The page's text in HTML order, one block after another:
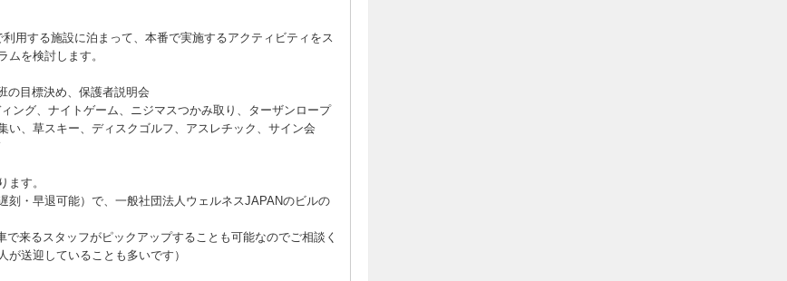
用する施設に泊まって、本番で実施するアクティビティをス
ムを検討します。
の目標決め、保護者説明会
ング、ナイトゲーム、ニジマスつかみ取り、ターザンロープ
い、草スキー、ディスクゴルフ、アスレチック、サイン会
ます。
刻・早退可能）で、一般社団法人ウェルネスJAPANのビルの
来るスタッフがピックアップすることも可能なのでご相談く
送迎していることも多いです）